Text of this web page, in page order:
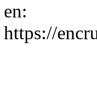
en:
https://